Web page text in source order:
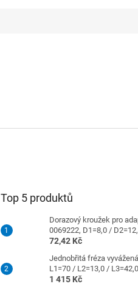
Top 5 produktů
Dorazový kroužek pro
0069222, D1=8,0 /
72,42 Kč
Jednobřitá fréza
L1=70 / L2=13,0 / L3=42,0
1 415 Kč